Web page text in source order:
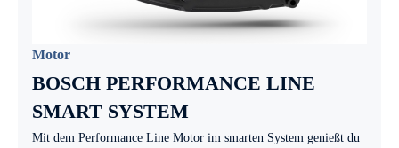
Motor
BOSCH PERFORMANCE LINE
SMART SYSTEM
Mit dem Performance Line Motor im smarten System genießt du